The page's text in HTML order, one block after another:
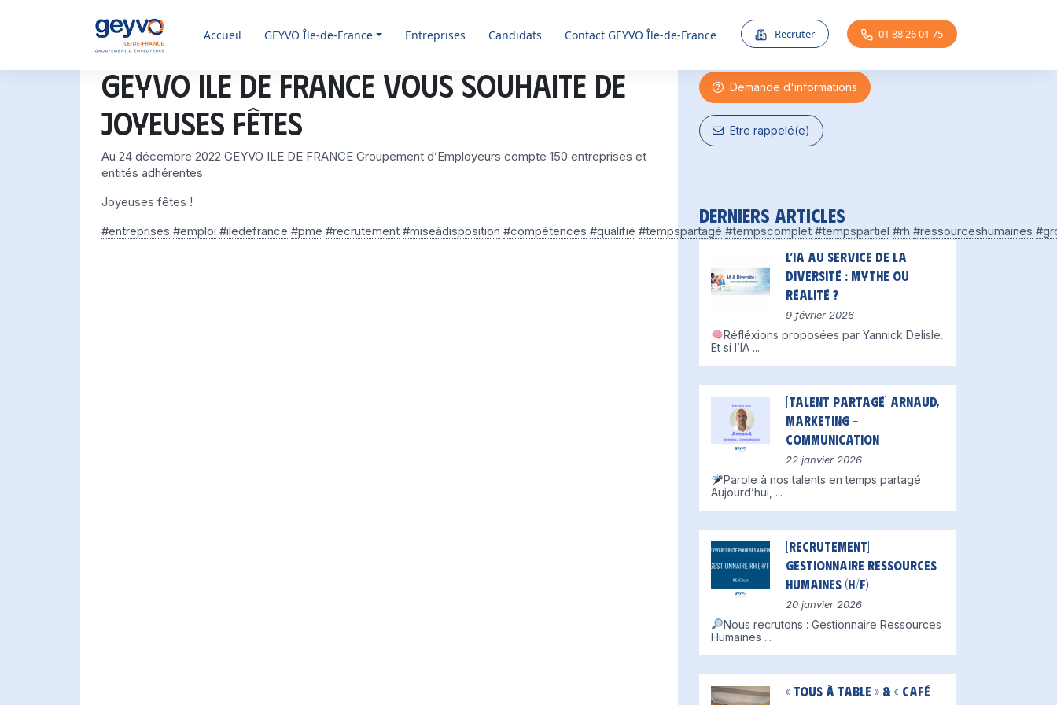
Accueil GEYVOÎle-de-France Entreprises Candidats Contact GEYVO Île-de-France Recruter 01 88 26 01 75
GEYVO ILE DE FRANCE vous souhaite de
joyeuses fêtes
Au 24 décembre 2022 GEYVO ILE DE FRANCE Groupement d’Employeurs compte 150 entreprises et
entités adhérentes
Joyeuses fêtes !
#entreprises #emploi #iledefrance #pme #recrutement #miseàdisposition #compétences #qualifié #tempspartagé #tempscomplet #tempspartiel #rh #ressourceshumaines
Une question ?
Demande d'informations
Etre rappelé(e)
Derniers articles
L’IA au service de la
diversité : mythe ou
réalité ?
9 février 2026
Réfléxions proposées par Yannick Delisle.
Et si l’IA ...
[Talent partagé] Arnaud,
Marketing –
Communication
22 janvier 2026
Parole à nos talents en temps partagé
Aujourd’hui, ...
[Recrutement]
Gestionnaire Ressources
Humaines (H/F)
20 janvier 2026
Nous recrutons : Gestionnaire Ressources
Humaines ...
« Tous à table » & « Café